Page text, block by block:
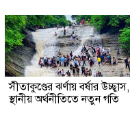
সীতাকুণ্ডের ঝর্ণায় বর্ষার উচ্ছ্বাস,
স্থানীয় অর্থনীতিতে নতুন গতি